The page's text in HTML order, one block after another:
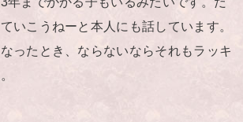
いこうねーと本人にも話しています。
ったとき、ならないならそれもラッキ